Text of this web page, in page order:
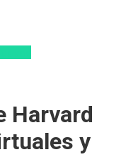
Harvard
y